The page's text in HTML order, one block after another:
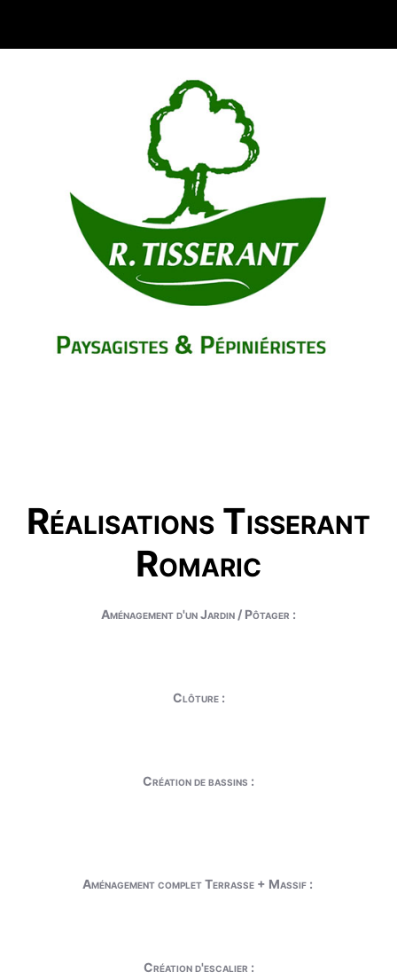
Réalisations Tisserant
Romaric
Aménagement d'un Jardin / Pôtager :
Clôture :
Création de bassins :
Aménagement complet Terrasse + Massif :
Création d'escalier :